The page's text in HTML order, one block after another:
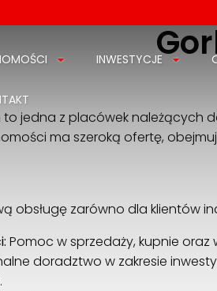
INWESTYCJE
to jedna z placówek należących
ma szeroką ofertę,
obsługę zarówno dla klientów
Pomoc w sprzedaży, kupnie
doradztwo w zakresie